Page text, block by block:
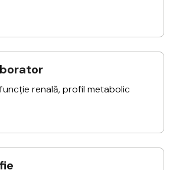
renală, profil metabolic